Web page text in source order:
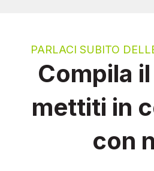
PARLACI SUBITO
Compila
mettiti in
con